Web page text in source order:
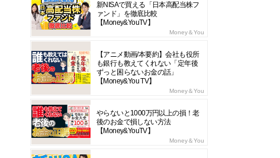
新NISAで買える「日本高配当株フ
ァンド」を徹底比較
【Money&YouTV】
Money＆You
【アニメ動画/本要約】会社も役所
も銀行も教えてくれない「定年後
ずっと困らないお金の話」
【Money&You TV】
Money＆You
やらないと1000万円以上の損！老
後のお金で損しない方法
【Money&YouTV】
Money＆You